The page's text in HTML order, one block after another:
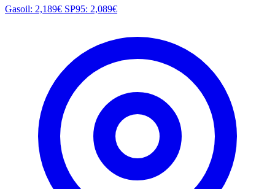
Gasoil: 2,189€ SP95: 2,089€